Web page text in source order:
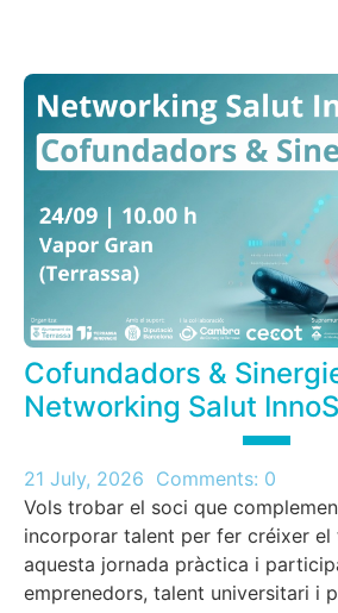
Cofundadors &
Networking Salut
21 July, 2026 Comments: 0
Vols trobar el soci que
incorporar talent per fer créixer el
aquesta jornada pràctica i
emprenedors, talent universitari i